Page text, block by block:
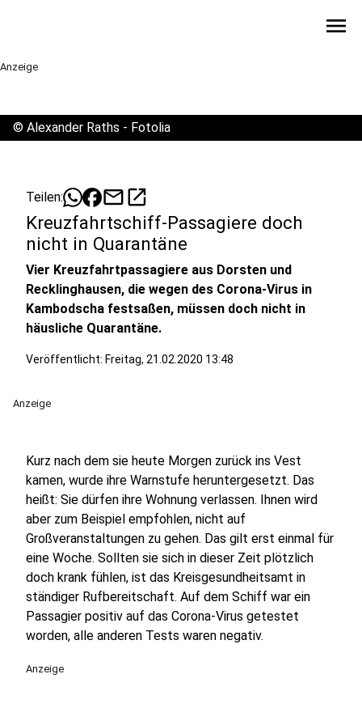
menu
Anzeige
© Alexander Raths - Fotolia
Teilen: mailopen_in_new
Kreuzfahrtschiff-Passagiere doch
nicht in Quarantäne
Vier Kreuzfahrtpassagiere aus Dorsten und
Recklinghausen, die wegen des Corona-Virus in
Kambodscha festsaßen, müssen doch nicht in
häusliche Quarantäne.
Veröffentlicht: Freitag, 21.02.2020 13:48
Anzeige
Kurz nach dem sie heute Morgen zurück ins Vest
kamen, wurde ihre Warnstufe heruntergesetzt. Das
heißt: Sie dürfen ihre Wohnung verlassen. Ihnen wird
aber zum Beispiel empfohlen, nicht auf
Großveranstaltungen zu gehen. Das gilt erst einmal für
eine Woche. Sollten sie sich in dieser Zeit plötzlich
doch krank fühlen, ist das Kreisgesundheitsamt in
ständiger Rufbereitschaft. Auf dem Schiff war ein
Passagier positiv auf das Corona-Virus getestet
worden, alle anderen Tests waren negativ.
Anzeige